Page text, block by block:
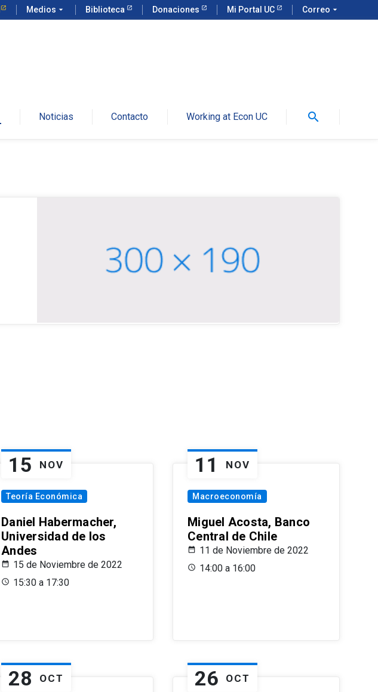
Medios arrow_drop_down Biblioteca Donaciones Mi Portal UC Correo arrow_drop_down
Noticias Contacto Working at Econ UC search
15 NOV
Teoría Económica
Daniel Habermacher,
Universidad de los
Andes
15 de Noviembre de 2022
15:30 a 17:30
11 NOV
Macroeconomía
Miguel Acosta, Banco
Central de Chile
11 de Noviembre de 2022
14:00 a 16:00
28 OCT 26 OCT